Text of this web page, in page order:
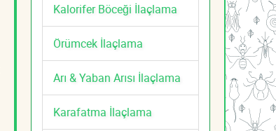
Kalorifer Böceği İlaçlama
Örümcek İlaçlama
Arı & Yaban Arısı İlaçlama
Karafatma İlaçlama